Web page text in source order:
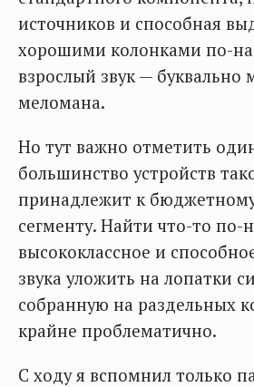
источников и способная
хорошими колонками по-
взрослый звук — буквально
меломана.
Но тут важно отметить
большинство устройств
принадлежит к
сегменту. Найти что-то по-
высококлассное и
звука уложить на лопатки
собранную на раздельных
крайне проблематично.
С ходу я вспомнил только